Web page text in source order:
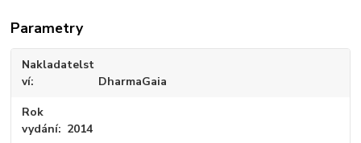
Parametry
Nakladatelst
ví
DharmaGaia
Rok
vydání
2014